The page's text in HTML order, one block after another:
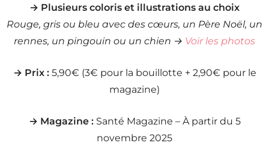
→ Plusieurs coloris et illustrations au choix
Rouge, gris ou bleu avec des cœurs, un Père Noël, un
rennes, un pingouin ou un chien → Voir les photos
→ Prix :5,90€ (3€ pour la bouillotte + 2,90€ pour le
magazine)
→ Magazine :Santé Magazine – À partir du 5
novembre 2025